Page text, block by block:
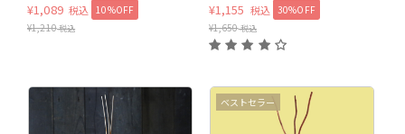
¥1,089 税込 10%OFF
¥1,210税込
¥1,155 税込 30%OFF
¥1,650税込
ベストセラー